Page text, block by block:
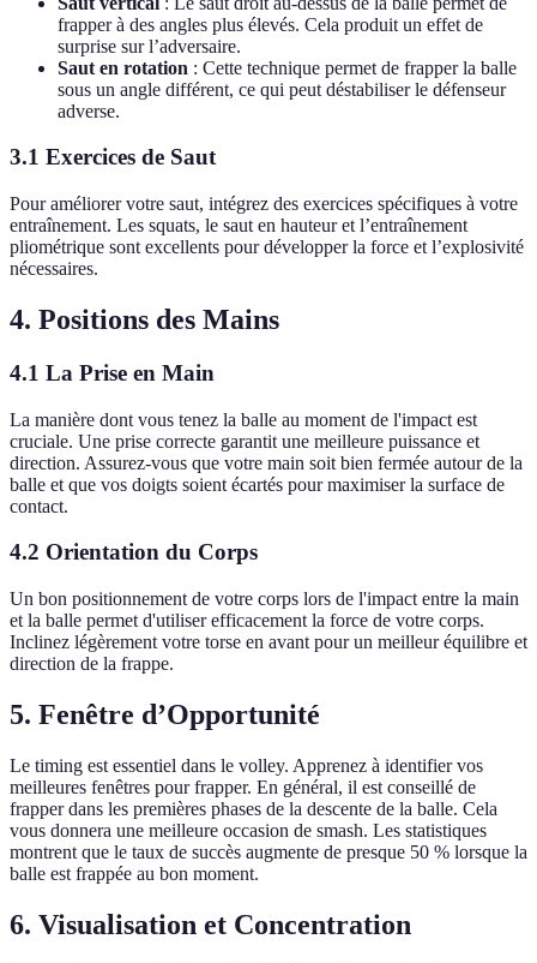
frapper à des angles plus élevés. Cela produit un effet de
surprise sur l’adversaire.
Saut en rotation : Cette technique permet de frapper la balle
sous un angle différent, ce qui peut déstabiliser le défenseur
adverse.
3.1 Exercices de Saut
Pour améliorer votre saut, intégrez des exercices spécifiques à votre
entraînement. Les squats, le saut en hauteur et l’entraînement
pliométrique sont excellents pour développer la force et l’explosivité
nécessaires.
4. Positions des Mains
4.1 La Prise en Main
La manière dont vous tenez la balle au moment de l'impact est
cruciale. Une prise correcte garantit une meilleure puissance et
direction. Assurez-vous que votre main soit bien fermée autour de la
balle et que vos doigts soient écartés pour maximiser la surface de
contact.
4.2 Orientation du Corps
Un bon positionnement de votre corps lors de l'impact entre la main
et la balle permet d'utiliser efficacement la force de votre corps.
Inclinez légèrement votre torse en avant pour un meilleur équilibre et
direction de la frappe.
5. Fenêtre d’Opportunité
Le timing est essentiel dans le volley. Apprenez à identifier vos
meilleures fenêtres pour frapper. En général, il est conseillé de
frapper dans les premières phases de la descente de la balle. Cela
vous donnera une meilleure occasion de smash. Les statistiques
montrent que le taux de succès augmente de presque 50 % lorsque la
balle est frappée au bon moment.
6. Visualisation et Concentration